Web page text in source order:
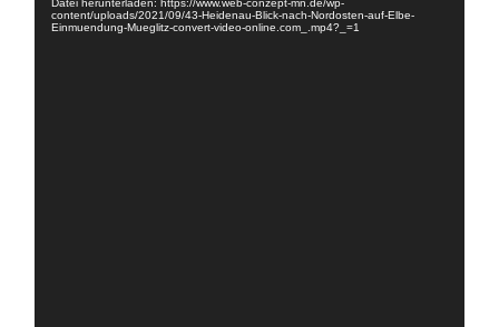
content/uploads/2021/09/43-Heidenau-Blick-nach-Nordosten-auf-Elbe-
Einmuendung-Mueglitz-convert-video-online.com_.mp4?_=1